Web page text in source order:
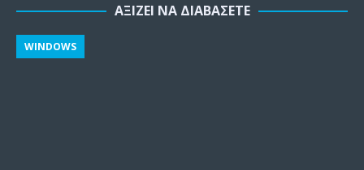
ΑΞΊΖΕΙ ΝΑ ΔΙΑΒΆΣΕΤΕ
WINDOWS